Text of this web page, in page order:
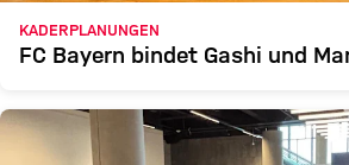
KADERPLANUNGEN
FC Bayern bindet Gashi und